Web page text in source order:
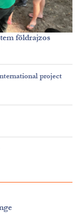
földrajzos
project